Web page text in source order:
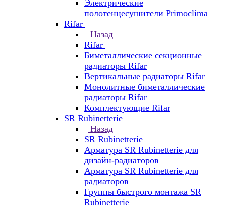
Электрические
полотенцесушители Primoclima
Rifar
Назад
Rifar
Биметаллические секционные
радиаторы Rifar
Вертикальные радиаторы Rifar
Монолитные биметаллические
радиаторы Rifar
Комплектующие Rifar
SR Rubinetterie
Назад
SR Rubinetterie
Арматура SR Rubinetterie для
дизайн-радиаторов
Арматура SR Rubinetterie для
радиаторов
Группы быстрого монтажа SR
Rubinetterie